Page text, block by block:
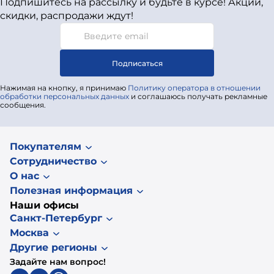
скидки, распродажи ждут!
Подписаться
Нажимая на кнопку, я принимаю Политику оператора в отношении
обработки персональных данных и соглашаюсь получать рекламные
сообщения.
Покупателям
Сотрудничество
О нас
Полезная информация
Наши офисы
Санкт-Петербург
Москва
Другие регионы
Задайте нам вопрос!